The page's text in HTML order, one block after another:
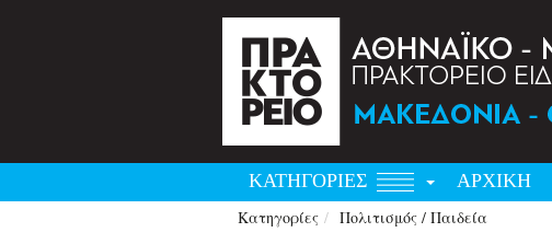
ΚΑΤΗΓΟΡΙΕΣ ΑΡΧΙΚΗ
Κατηγορίες Πολιτισμός / Παιδεία